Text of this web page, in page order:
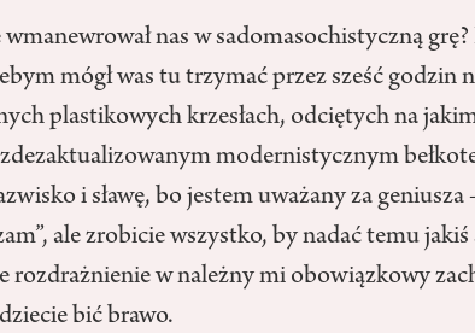
nas w sadomasochistyczną grę?
mógł was tu trzymać przez sześć godzin
plastikowych krzesłach, odciętych na
modernistycznym
i sławę, bo jestem uważany za geniusza
ale zrobicie wszystko, by nadać temu jakiś
rozdrażnienie w należny mi obowiązkowy
bić brawo.